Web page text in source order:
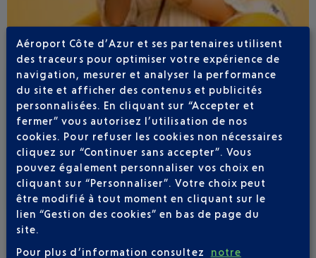
Publié 13-07-26
ÉTÉ BOHÊME À L'AÉROPORT NICE CÔTE
D'AZUR
Du 23 juillet au 6 septembre, Il y a comme un air de
vacances dans votre aéroport.
Aéroport Côte d’Azur et ses partenaires utilisent
des traceurs pour optimiser votre expérience de
navigation, mesurer et analyser la performance
du site et afficher des contenus et publicités
personnalisées. En cliquant sur “Accepter et
fermer” vous autorisez l’utilisation de nos
cookies. Pour refuser les cookies non nécessaires
cliquez sur “Continuer sans accepter”. Vous
pouvez également personnaliser vos choix en
cliquant sur “Personnaliser”. Votre choix peut
être modifié à tout moment en cliquant sur le
lien “Gestion des cookies” en bas de page du
site.
Pour plus d’information consultez
notre